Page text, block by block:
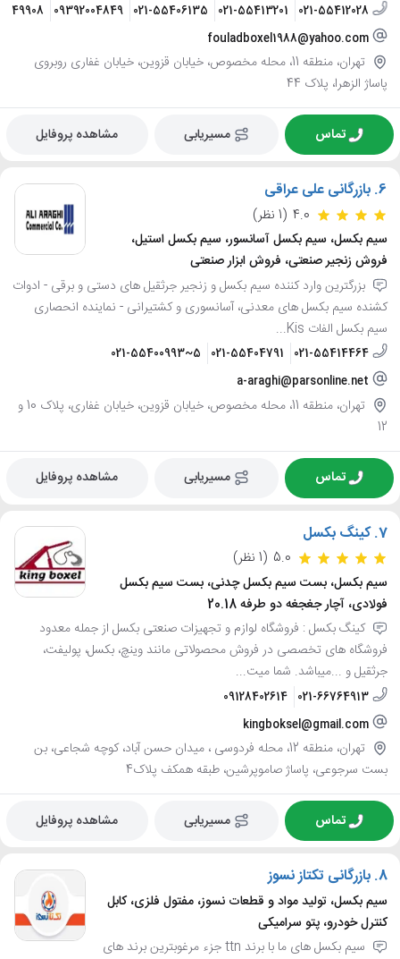
021-55412028
021-55413201
021-55406135
09392004849
fouladboxel1988@yahoo.com
تهران، منطقه 11، محله مخصوص، خیابان قزوین، خیابان غفاری روبروی
پاساژ الزهرا، پلاک 44
تماس مسیریابی مشاهده پروفایل
6. بازرگانی علی عراقی
4.0 (1 نظر)
سیم بکسل، سیم بکسل آسانسور، سیم بکسل استیل،
فروش زنجیر صنعتی، فروش ابزار صنعتی
بزرگترین وارد کننده سیم بکسل و زنجیر جرثقیل های دستی و برقی - ادوات
کشنده سیم بکسل های معدنی، آسانسوری و کشتیرانی - نماینده انحصاری
سیم بکسل الفات Kis...
021-55414464
021-55404791
021-55400993~5
a-araghi@parsonline.net
تهران، منطقه 11، محله مخصوص، خیابان قزوین، خیابان غفاری، پلاک 10 و
12
تماس مسیریابی مشاهده پروفایل
7. کینگ بکسل
5.0 (1 نظر)
سیم بکسل، بست سیم بکسل چدنی، بست سیم بکسل
فولادی، آچار جغجغه دو طرفه 20.18
کینگ بکسل : فروشگاه لوازم و تجهیزات صنعتی بکسل از جمله معدود
فروشگاه های تخصصی در فروش محصولاتی مانند وینچ، بکسل، پولیفت،
جرثقیل و ...میباشد. شما میت...
021-66764913
09128402614
kingboksel@gmail.com
تهران، منطقه 12، محله فردوسی ، میدان حسن آباد، کوچه شجاعی، بن
بست سرجوعی، پاساژ صاموپرشین، طبقه همکف پلاک4
تماس مسیریابی مشاهده پروفایل
8. بازرگانی تکتاز نسوز
سیم بکسل، تولید مواد و قطعات نسوز، مفتول فلزی، کابل
کنترل خودرو، پتو سرامیکی
سیم بکسل های ما با برند ttn جزء مرغوبترین برند های